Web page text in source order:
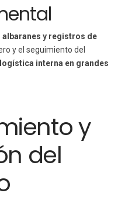
y registros de
y el seguimiento del
logística interna en grandes
y
del